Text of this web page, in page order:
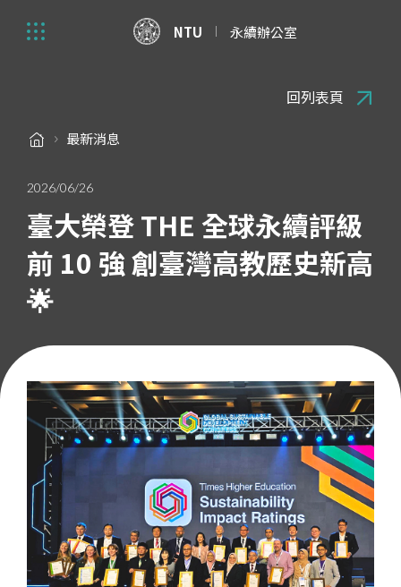
NTU 永續辦公室
最新消息
回列表頁
2026/06/26
臺大榮登 THE 全球永續評級
前 10 強 創臺灣高教歷史新高
🌟